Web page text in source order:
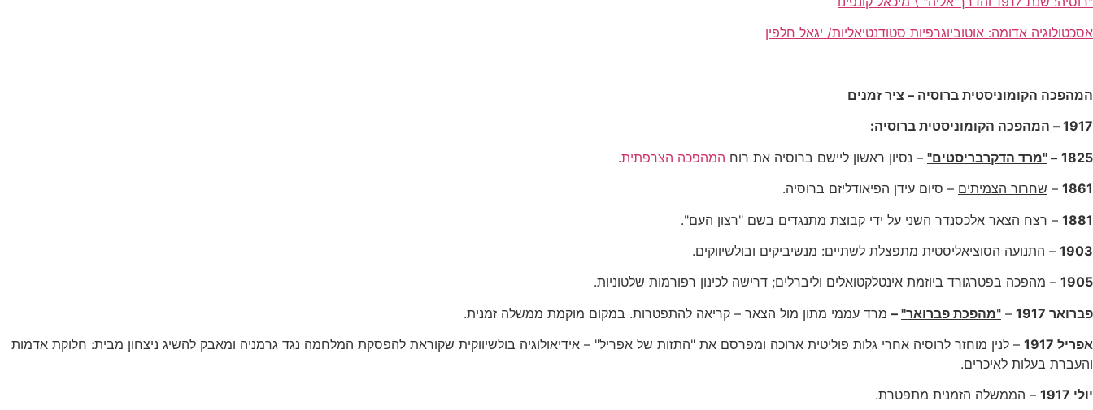
אסכטולוגיה אדומה: אוטוביוגרפיות סטודנטיאליות/ יגאל חלפין
המהפכה הקומוניסטית ברוסיה – ציר זמנים
1917 – המהפכה הקומוניסטית ברוסיה:
1825
– "מרד הדקרבריסטים" – נסיון ראשון ליישם ברוסיה את רוח המהפכה הצרפתית.
1861
– שחרור הצמיתים – סיום עידן הפיאודליזם ברוסיה.
1881 – רצח הצאר אלכסנדר השני על ידי קבוצת מתנגדים בשם "רצון העם".
1903 – התנועה הסוציאליסטית מתפצלת לשתיים: מנשיביקים ובולשיווקים.
1905 – מהפכה בפטרגורד ביוזמת אינטלקטואלים וליברלים; דרישה לכינון רפורמות שלטוניות.
פברואר 1917
–
"מהפכת פברואר" – מרד עממי מתון מול הצאר – קריאה להתפטרות. במקום מוקמת ממשלה זמנית.
אפריל 1917
– לנין מוחזר לרוסיה אחרי גלות פוליטית ארוכה ומפרסם את "התזות של אפריל" – אידיאולוגיה בולשיווקית שקוראת להפסקת המלחמה נגד גרמניה ומאבק להשיג ניצחון מבית: חלוקת אדמות
והעברת בעלות לאיכרים.
יולי 1917
– הממשלה הזמנית מתפטרת.